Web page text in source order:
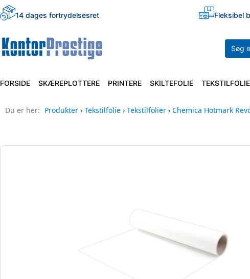
14 dages fortrydelsesret Fleksibel
FORSIDE SKÆREPLOTTERE PRINTERE SKILTEFOLIE TEKSTILFOLIE
Du er her: Produkter › Tekstilfolie › Tekstilfolier › Chemica Hotmark